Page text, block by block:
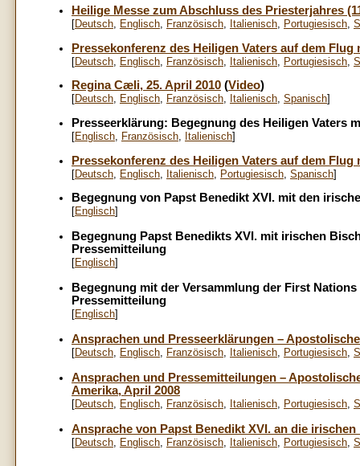
Heilige Messe zum Abschluss des Priesterjahres
[Deutsch, Englisch, Französisch, Italienisch, Portugiesisch,
Pressekonferenz des Heiligen Vaters auf dem Flug
[Deutsch Englisch Französisch Italienisch Portugiesisch
Regina Cæli, 25. April 2010 (Video)
[Deutsch, Englisch, Französisch, Italienisch, Spanisch]
Presseerklärung: Begegnung des Heiligen Vaters
[Englisch, Französisch, Italienisch]
Pressekonferenz des Heiligen Vaters auf dem Flug
[Deutsch Englisch Italienisch Portugiesisch Spanisch]
Begegnung von Papst Benedikt XVI. mit den
[Englisch]
Begegnung Papst Benedikts XVI. mit irischen
Pressemitteilung
[Englisch]
Begegnung mit der Versammlung der First
Pressemitteilung
[Englisch]
Ansprachen und Presseerklärungen –
[Deutsch, Englisch, Französisch, Italienisch, Portugiesisch,
Ansprachen und Pressemitteilungen –
Amerika, April 2008
[Deutsch, Englisch, Französisch, Italienisch, Portugiesisch,
Ansprache von Papst Benedikt XVI. an die
[Deutsch, Englisch, Französisch, Italienisch, Portugiesisch,